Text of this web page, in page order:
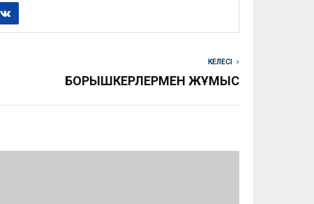
КЕЛЕСІ
БОРЫШКЕРЛЕРМЕН ЖҰМЫС